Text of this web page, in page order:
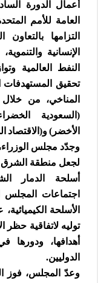
أعمال الدورة
العامة للأمم
التزامها
الإنسانية
النفط العالمية
تحقيق المستهدفات
المناخي، من خلال
(السعودية
الأخضر) و(الاقتصاد
وجدّد مجلس
لجعل منطقة الشرق
أسلحة الدمار
اجتماعات المجلس
الأسلحة
توليه لاتفاقية حظر
أهدافها، ودورها
الدوليين.
وعدّ المجلس، فوز